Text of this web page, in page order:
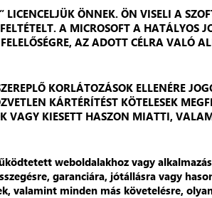
ÖNNEK. ÖN VISELI A
A MICROSOFT A HATÁLYOS
AZ ADOTT CÉLRA VALÓ
KORLÁTOZÁSOK ELLENÉRE
KÁRTÉRÍTÉST KÖTELESEK
VAGY KIESETT HASZON MIATTI,
weboldalakhoz vagy
garanciára, jótállásra vagy
valamint minden más követelésre,